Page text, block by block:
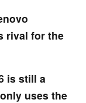
rival for the
is still a
uses the